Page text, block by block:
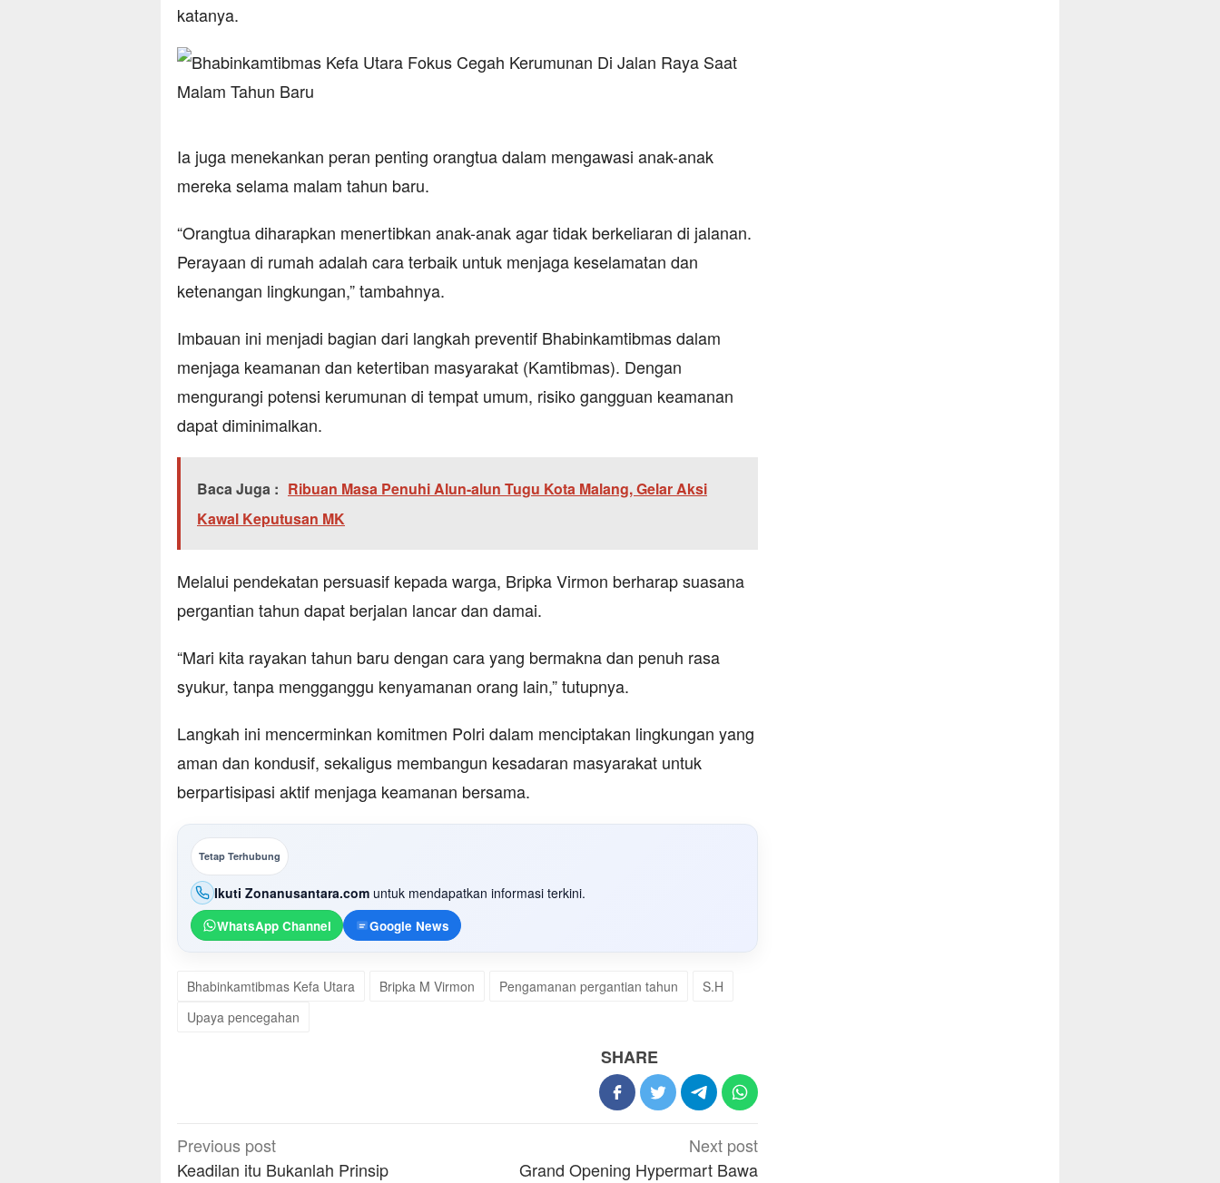
katanya.
Ia juga menekankan peran penting orangtua dalam mengawasi anak-anak
mereka selama malam tahun baru.
“Orangtua diharapkan menertibkan anak-anak agar tidak berkeliaran di jalanan.
Perayaan di rumah adalah cara terbaik untuk menjaga keselamatan dan
ketenangan lingkungan,” tambahnya.
Imbauan ini menjadi bagian dari langkah preventif Bhabinkamtibmas dalam
menjaga keamanan dan ketertiban masyarakat (Kamtibmas). Dengan
mengurangi potensi kerumunan di tempat umum, risiko gangguan keamanan
dapat diminimalkan.
Baca Juga : Ribuan Masa Penuhi Alun-alun Tugu Kota Malang, Gelar Aksi
Kawal Keputusan MK
Melalui pendekatan persuasif kepada warga, Bripka Virmon berharap suasana
pergantian tahun dapat berjalan lancar dan damai.
“Mari kita rayakan tahun baru dengan cara yang bermakna dan penuh rasa
syukur, tanpa mengganggu kenyamanan orang lain,” tutupnya.
Langkah ini mencerminkan komitmen Polri dalam menciptakan lingkungan yang
aman dan kondusif, sekaligus membangun kesadaran masyarakat untuk
berpartisipasi aktif menjaga keamanan bersama.
Tetap Terhubung
Ikuti Zonanusantara.com untuk mendapatkan informasi terkini.
WhatsApp Channel Google News
Bhabinkamtibmas Kefa Utara Bripka M Virmon Pengamanan pergantian tahun
S.H
Upaya pencegahan
SHARE
Post
navigation
Previous post
Keadilan itu Bukanlah Prinsip
Next post
Grand Opening Hypermart Bawa